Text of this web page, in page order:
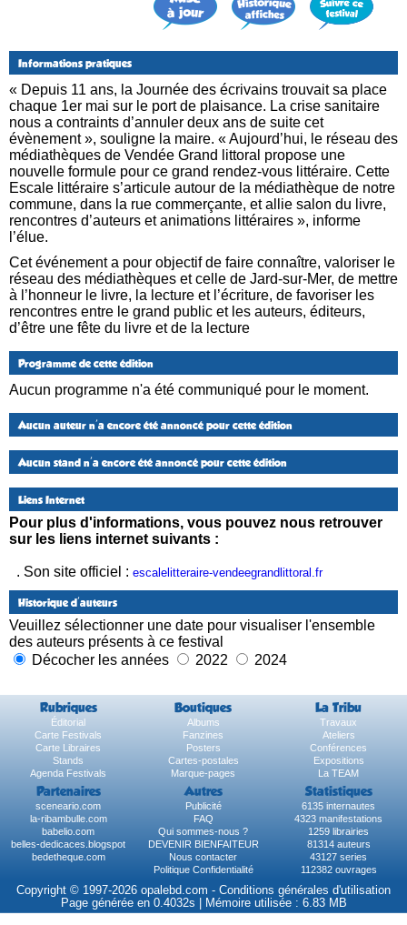
Informations pratiques
« Depuis 11 ans, la Journée des écrivains trouvait sa place
chaque 1er mai sur le port de plaisance. La crise sanitaire
nous a contraints d’annuler deux ans de suite cet
évènement », souligne la maire. « Aujourd’hui, le réseau des
médiathèques de Vendée Grand littoral propose une
nouvelle formule pour ce grand rendez-vous littéraire. Cette
Escale littéraire s’articule autour de la médiathèque de notre
commune, dans la rue commerçante, et allie salon du livre,
rencontres d’auteurs et animations littéraires », informe
l’élue.
Cet événement a pour objectif de faire connaître, valoriser le
réseau des médiathèques et celle de Jard-sur-Mer, de mettre
à l’honneur le livre, la lecture et l’écriture, de favoriser les
rencontres entre le grand public et les auteurs, éditeurs,
d’être une fête du livre et de la lecture
Programme de cette édition
Aucun programme n'a été communiqué pour le moment.
Aucun auteur n'a encore été annoncé pour cette édition
Aucun stand n'a encore été annoncé pour cette édition
Liens Internet
Pour plus d'informations, vous pouvez nous retrouver
sur les liens internet suivants :
. Son site officiel : escalelitteraire-vendeegrandlittoral.fr
Historique d'auteurs
Veuillez sélectionner une date pour visualiser l'ensemble
des auteurs présents à ce festival
Décocher les années
2022 2024
Rubriques Boutiques La Tribu
Éditorial Albums
Travaux
Carte Festivals
Fanzines
Ateliers
Carte Libraires
Posters
Conférences
Stands
Cartes-postales
Expositions
Agenda Festivals
Marque-pages La TEAM
Partenaires Autres Statistiques
sceneario.com Publicité
6135 internautes
la-ribambulle.com
FAQ
4323 manifestations
babelio.com
Qui sommes-nous ?
1259 librairies
belles-dedicaces.blogspot
DEVENIR BIENFAITEUR
81314 auteurs
bedetheque.com
Nous contacter
43127 series
Politique Confidentialité
112382 ouvrages
Copyright © 1997-2026 opalebd.com - Conditions générales d'utilisation
Page générée en 0.4032s | Mémoire utilisée : 6.83 MB